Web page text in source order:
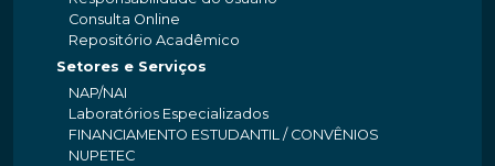
Consulta Online
Repositório Acadêmico
Setores e Serviços
NAP/NAI
Laboratórios Especializados
FINANCIAMENTO ESTUDANTIL / CONVÊNIOS
NUPETEC